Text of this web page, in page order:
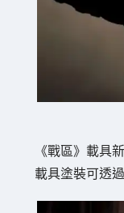
《戰區》載具
載具塗裝可透